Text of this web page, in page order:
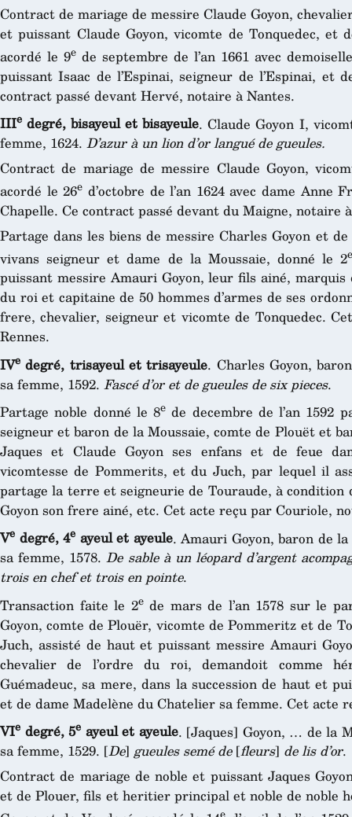
Contract de mariage de messire Claude Goyon,
et puissant Claude Goyon, vicomte de Tonquedec, et
acordé le 9e de septembre de l’an 1661 avec
puissant Isaac de l’Espinai, seigneur de l’Espinai, et
contract passé devant Hervé, notaire à Nantes.
IIIe degré, bisayeul et bisayeule. Claude Goyon I,
femme, 1624. D’azur à un lion d’or langué de gueules.
Contract de mariage de messire Claude Goyon,
acordé le 26e d’octobre de l’an 1624 avec dame Anne
Chapelle. Ce contract passé devant du Maigne, notaire
Partage dans les biens de messire Charles Goyon et
vivans seigneur et dame de la Moussaie, donné le 2
puissant messire Amauri Goyon, leur fils ainé, marquis
du roi et capitaine de 50 hommes d’armes de ses
frere, chevalier, seigneur et vicomte de Tonquedec.
Rennes.
IVe degré, trisayeul et trisayeule. Charles Goyon,
sa femme, 1592. Fascé d’or et de gueules de six pieces.
Partage noble donné le 8e de decembre de l’an 1592
seigneur et baron de la Moussaie, comte de Plouët et
Jaques et Claude Goyon ses enfans et de feue
vicomtesse de Pommerits, et du Juch, par lequel il
partage la terre et seigneurie de Touraude, à condition
Goyon son frere ainé, etc. Cet acte reçu par Couriole,
Ve degré, 4e ayeul et ayeule. Amauri Goyon, baron de
sa femme, 1578.De sable à un léopard d’argent
trois en chef et trois en pointe.
Transaction faite le 2ede mars de l’an 1578 sur le
Goyon, comte de Plouër, vicomte de Pommeritz et de
Juch, assisté de haut et puissant messire Amauri
chevalier de l’ordre du roi, demandoit comme
Guémadeuc, sa mere, dans la succession de haut et
et de dame Madelène du Chatelier sa femme. Cet acte
VIe degré, 5e ayeul et ayeule. [Jaques] Goyon, … de la
sa femme, 1529. [De] gueules semé de[fleurs] de lis d’or.
Contract de mariage de noble et puissant Jaques
et de Plouer, fils et heritier principal et noble de noble
e